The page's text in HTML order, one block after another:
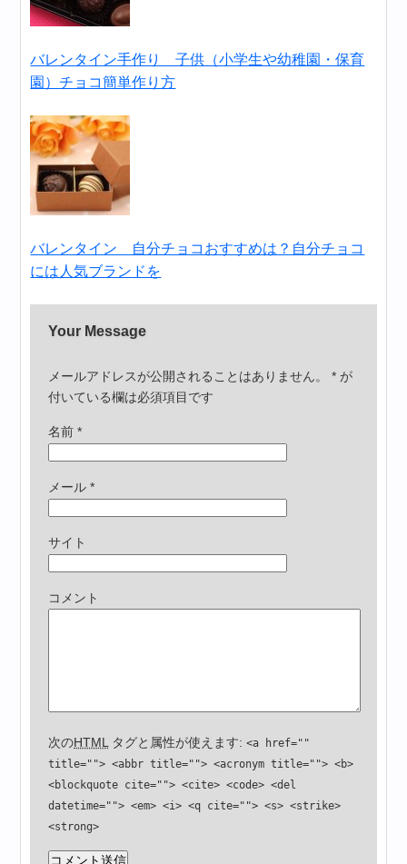
バレンタイン手作り 子供（小学生や幼稚園・保育
園）チョコ簡単作り方
バレンタイン 自分チョコおすすめは？自分チョコ
には人気ブランドを
Your Message
メールアドレスが公開されることはありません。 * が
付いている欄は必須項目です
名前*
メール*
サイト
コメント
次のHTML タグと属性が使えます:<a href=""
title=""> <abbr title=""> <acronym title=""> <b>
<blockquote cite=""> <cite> <code> <del
datetime=""> <em> <i> <q cite=""> <s> <strike>
<strong>